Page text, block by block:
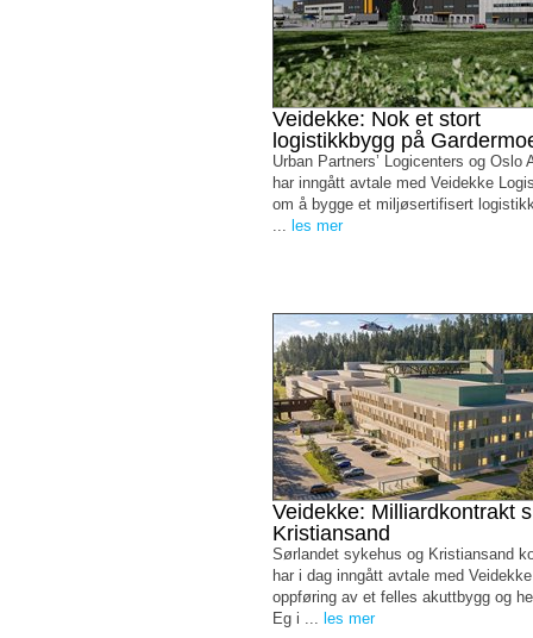
Veidekke: Nok et stort
logistikkbygg på
Urban Partners’ Logicenters og Oslo
har inngått avtale med Veidekke
om å bygge et miljøsertifisert
... les mer
Veidekke: Milliardkontrakt
Kristiansand
Sørlandet sykehus og Kristiansand
har i dag inngått avtale med
oppføring av et felles akuttbygg og
Eg i ... les mer